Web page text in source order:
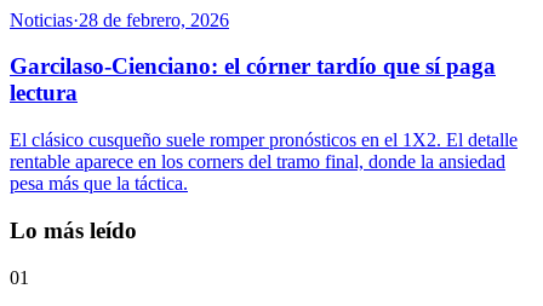
Noticias·28 de febrero, 2026
Garcilaso-Cienciano: el córner tardío que sí paga
lectura
El clásico cusqueño suele romper pronósticos en el 1X2. El detalle
rentable aparece en los corners del tramo final, donde la ansiedad
pesa más que la táctica.
Lo más leído
01